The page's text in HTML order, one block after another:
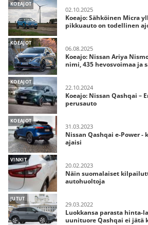
KOEAJOT
02.10.2025
Koeajo: Sähköinen Micra
pikkuauto on todellinen
KOEAJOT
06.08.2025
Koeajo: Nissan Ariya
nimi, 435 hevosvoimaa ja
KOEAJOT
22.10.2024
Koeajo: Nissan Qashqai –
perusauto
KOEAJOT
31.03.2023
Nissan Qashqai e-Power -
ajaisi
VINKIT
20.02.2023
Näin suomalaiset
autohuoltoja
JUTUT
29.03.2022
Luokkansa parasta hinta-
uunituore Qashqai ei jätä